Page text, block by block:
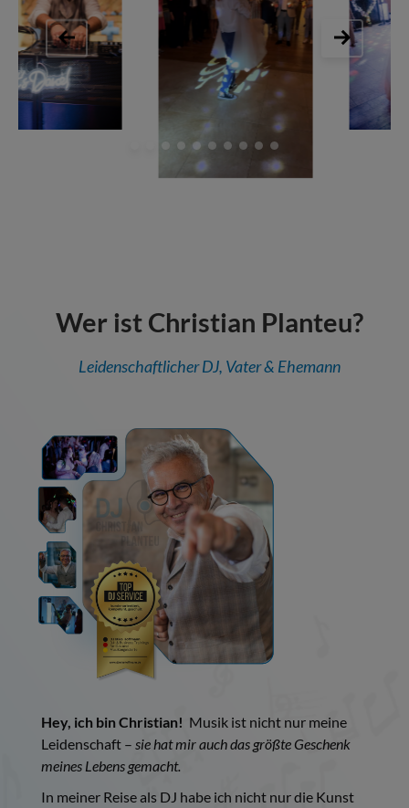
Wer ist Christian Planteu?
Leidenschaftlicher DJ, Vater & Ehemann
Hey, ich bin Christian! Musik ist nicht nur meine
Leidenschaft – sie hat mir auch das größte Geschenk
meines Lebens gemacht.
In meiner Reise als DJ habe ich nicht nur die Kunst